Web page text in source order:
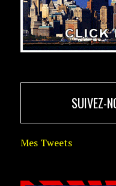
SUIVEZ-
Mes Tweets